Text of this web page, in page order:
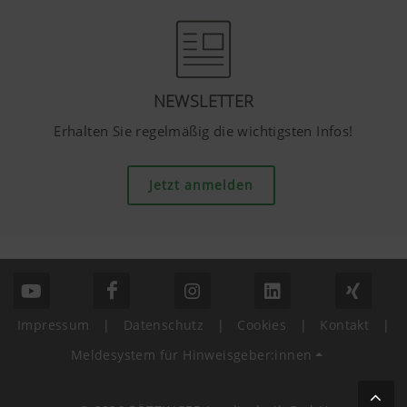
hl=de https://www.google.de/intl/de/
Wir haben keine Kontrolle über YouTube
können diese Cookies in Ihren Browser-
blockieren.
NEWSLETTER
Erhalten Sie regelmäßig die wichtigsten Infos!
Jetzt anmelden
Impressum | Datenschutz | Cookies | Kontakt
|
Meldesystem für Hinweisgeber:innen